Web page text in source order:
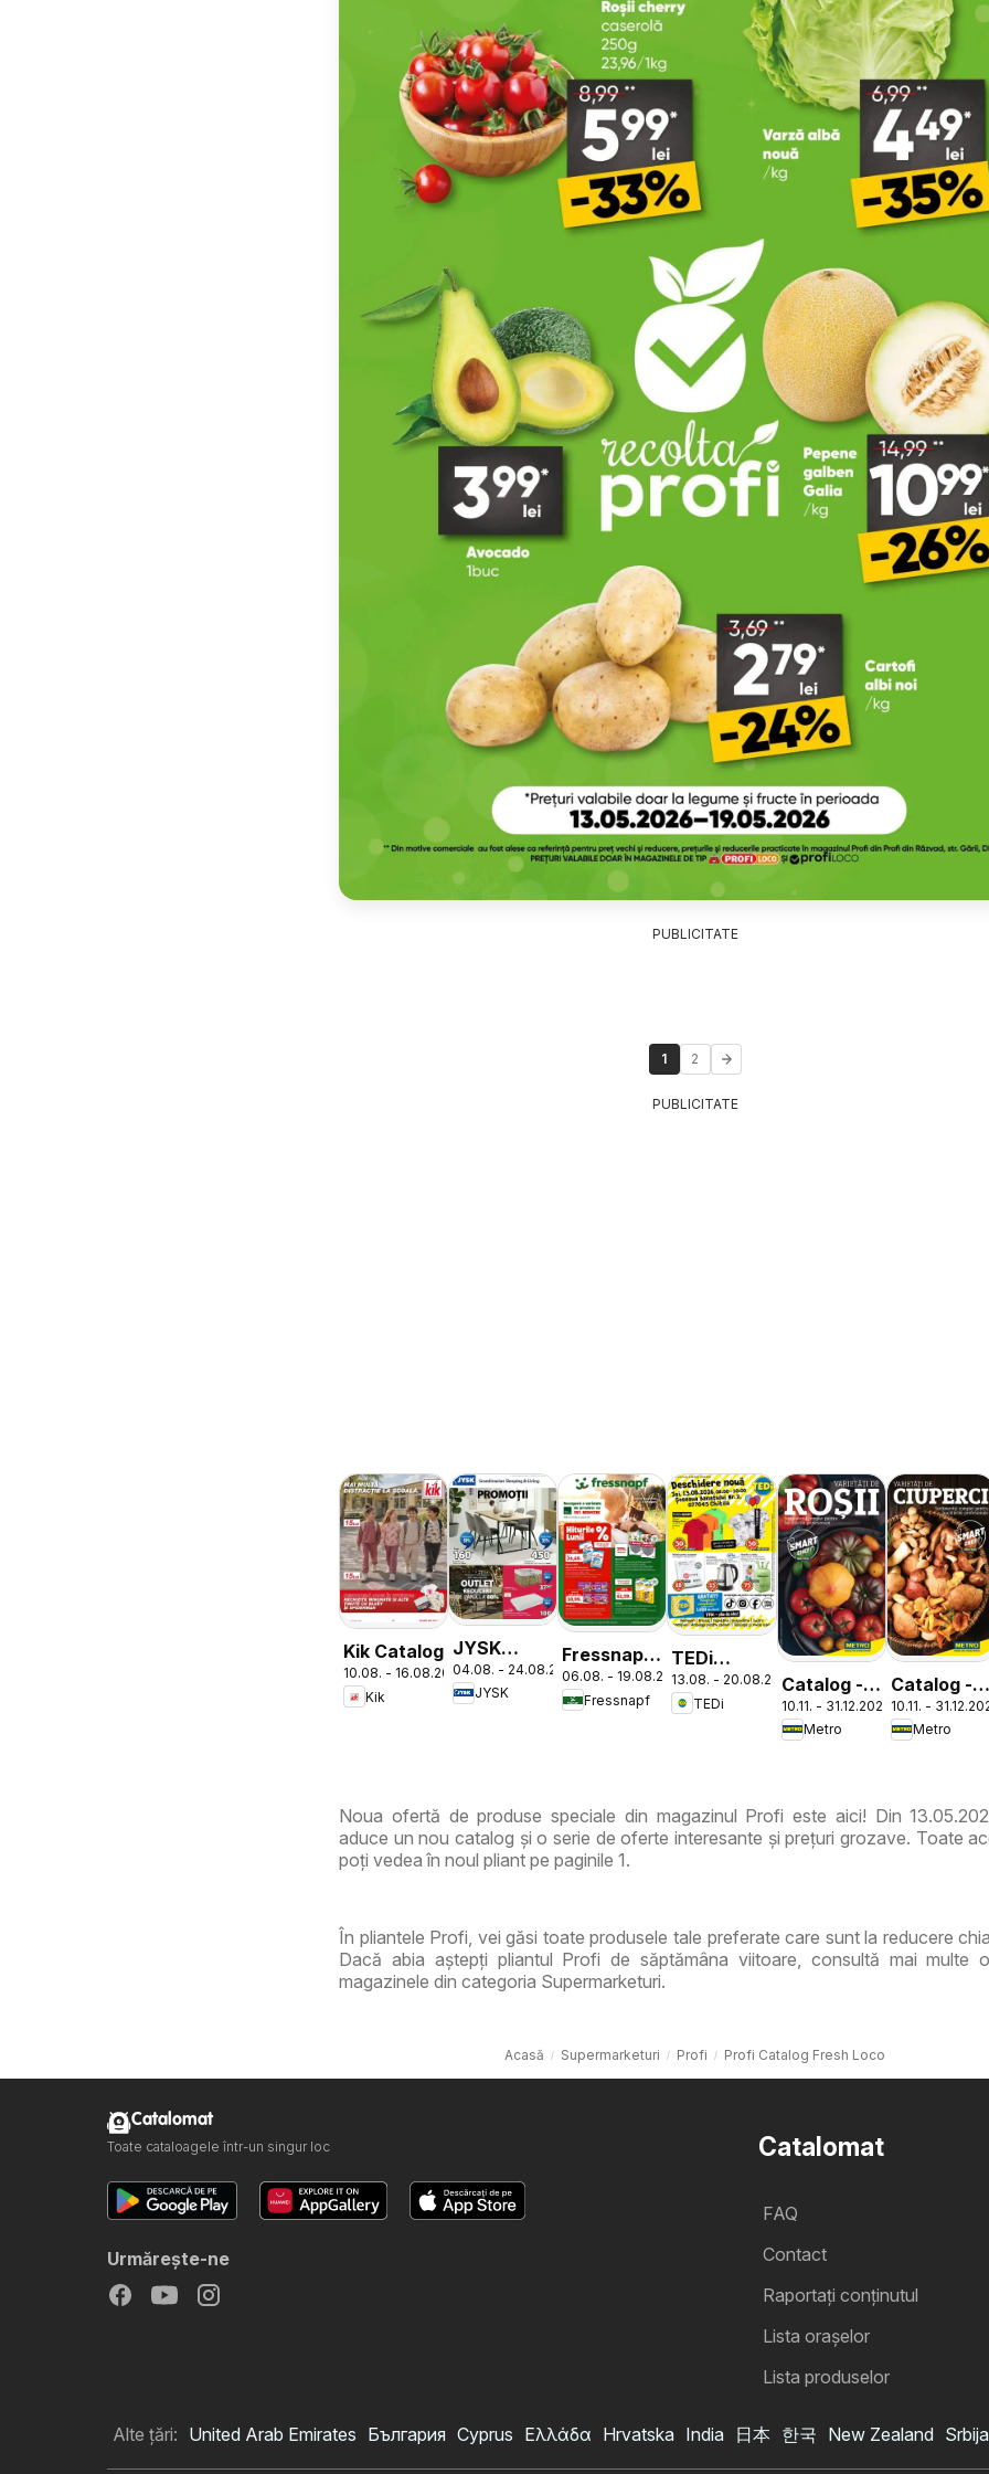
PUBLICITATE
1 2
PUBLICITATE
Kik Catalog
10.08. - 16.08.2026
Kik
JYSK
Catalog
04.08. - 24.08.2026
JYSK
Fressnapf
Catalog
06.08. - 19.08.2026
Fressnapf
TEDi
Catalog
Chitila
13.08. - 20.08.2026
TEDi
Catalog -
Varietăți
de Roșii
10.11. - 31.12.2026
Metro
Catalog -
Varietăți
de Ciuperci
10.11. -
Metro
Noua ofertă de produse speciale din magazinul Profi este aici! Din
aduce un nou catalog și o serie de oferte interesante și prețuri grozave. Toate
poți vedea în noul pliant pe paginile 1.
În pliantele Profi, vei găsi toate produsele tale preferate care sunt la reducere
Dacă abia aștepți pliantul Profi de săptămâna viitoare, consultă mai multe
magazinele din categoria Supermarketuri.
Acasă Supermarketuri Profi Profi Catalog Fresh Loco
Catalomat
FAQ
Contact
Raportați conținutul
Lista oraşelor
Lista produselor
Catalomat
Toate cataloagele într-un singur loc
Urmăreşte-ne
Alte țări: United Arab Emirates България Cyprus Ελλάδα Hrvatska India 日本 한국 New Zealand Srbija